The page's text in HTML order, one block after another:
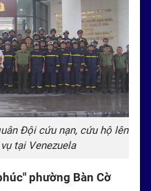
Đội cứu nạn, cứu hộ lên
tại Venezuela
phường Bàn Cờ